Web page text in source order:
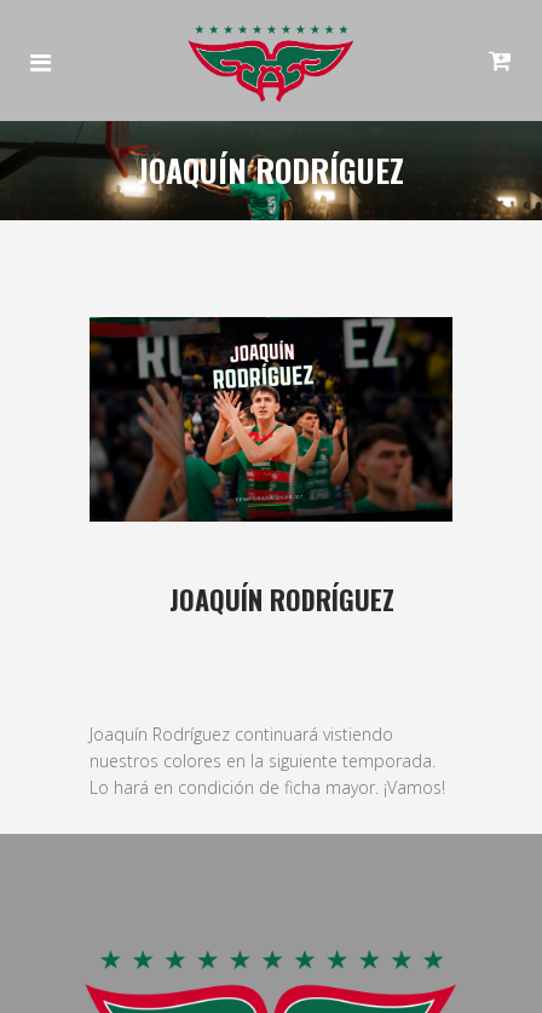
JOAQUÍN RODRÍGUEZ
JOAQUÍN RODRÍGUEZ
Joaquín Rodríguez continuará vistiendo
nuestros colores en la siguiente temporada.
Lo hará en condición de ficha mayor. ¡Vamos!